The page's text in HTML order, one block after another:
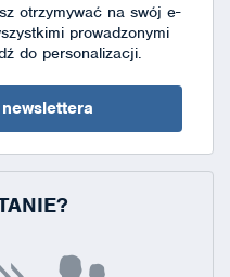
otrzymywać na swój e-
prowadzonymi
do personalizacji.